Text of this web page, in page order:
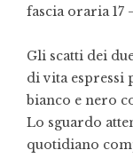
fascia oraria 17
Gli scatti dei
di vita espressi
bianco e nero
Lo sguardo
quotidiano